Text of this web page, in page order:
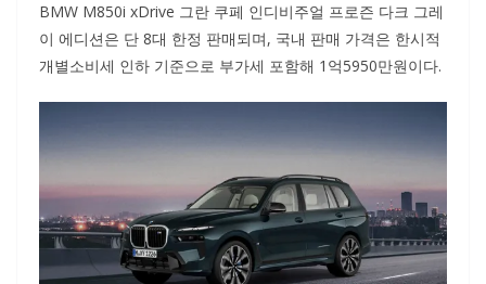
BMW M850i xDrive 그란 쿠페 인디비주얼 프로즌 다크 그레
이 에디션은 단 8대 한정 판매되며, 국내 판매 가격은 한시적
개별소비세 인하 기준으로 부가세 포함해 1억5950만원이다.